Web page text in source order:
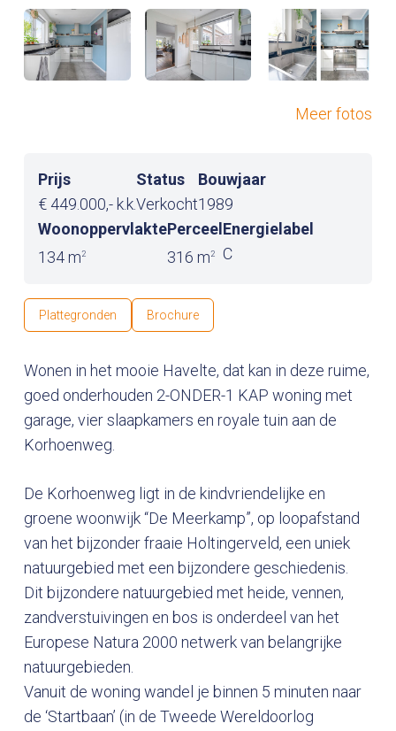
Meer fotos
Prijs
€ 449.000,- k.k.
Status
Verkocht
Bouwjaar
1989
Woonoppervlakte
134 m2
Perceel
316 m2
Energielabel
C
Plattegronden Brochure
Wonen in het mooie Havelte, dat kan in deze ruime,
goed onderhouden 2-ONDER-1 KAP woning met
garage, vier slaapkamers en royale tuin aan de
Korhoenweg.
De Korhoenweg ligt in de kindvriendelijke en
groene woonwijk “De Meerkamp”, op loopafstand
van het bijzonder fraaie Holtingerveld, een uniek
natuurgebied met een bijzondere geschiedenis.
Dit bijzondere natuurgebied met heide, vennen,
zandverstuivingen en bos is onderdeel van het
Europese Natura 2000 netwerk van belangrijke
natuurgebieden.
Vanuit de woning wandel je binnen 5 minuten naar
de ‘Startbaan’ (in de Tweede Wereldoorlog